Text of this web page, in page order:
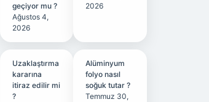
geçiyor mu ?
Ağustos 4,
2026
2026
Uzaklaştırma
kararına
itiraz edilir mi
?
Alüminyum
folyo nasıl
soğuk tutar ?
Temmuz 30,